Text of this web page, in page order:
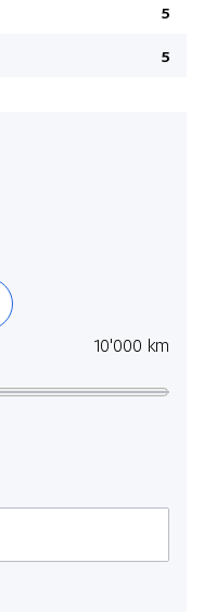
5
5
10'000 km